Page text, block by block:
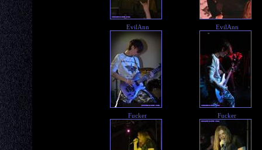
EvilAnn EvilAnn
Fucker Fucker